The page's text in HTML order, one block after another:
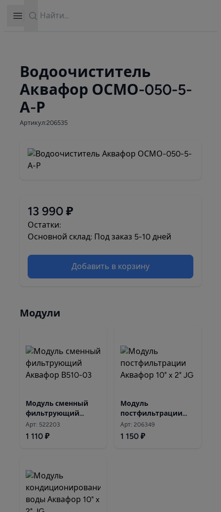
Open sidebar
Водоочиститель
Аквафор ОСМО-050-5-
А-Р
Артикул:206535
13 990 ₽
Остатки:
Основной склад: Под заказ 5-10 дней
Добавить в корзину
Модули
Модуль сменный
фильтрующий
Аквафор В510-03
Арт: 522203
1 110 ₽
Модуль
постфильтрации
Аквафор 10" x 2" JG
Арт: 206349
1 150 ₽